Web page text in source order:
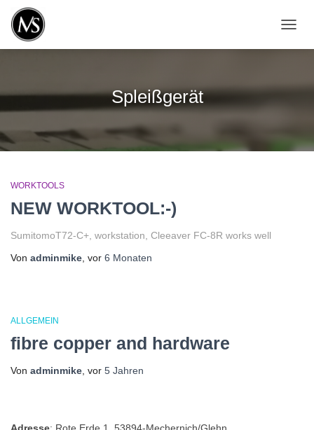
Spleißgerät
WORKTOOLS
NEW WORKTOOL:-)
SumitomoT72-C+, workstation, Cleeaver FC-8R works well
Von adminmike , vor 6 Monaten
ALLGEMEIN
fibre copper and hardware
Von adminmike , vor 5 Jahren